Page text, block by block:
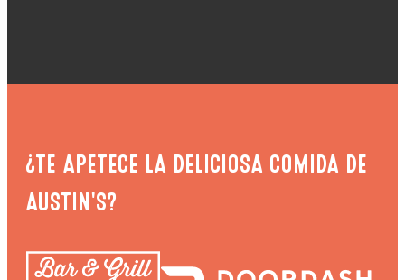
¿TE APETECE LA DELICIOSA COMIDA DE
AUSTIN'S?